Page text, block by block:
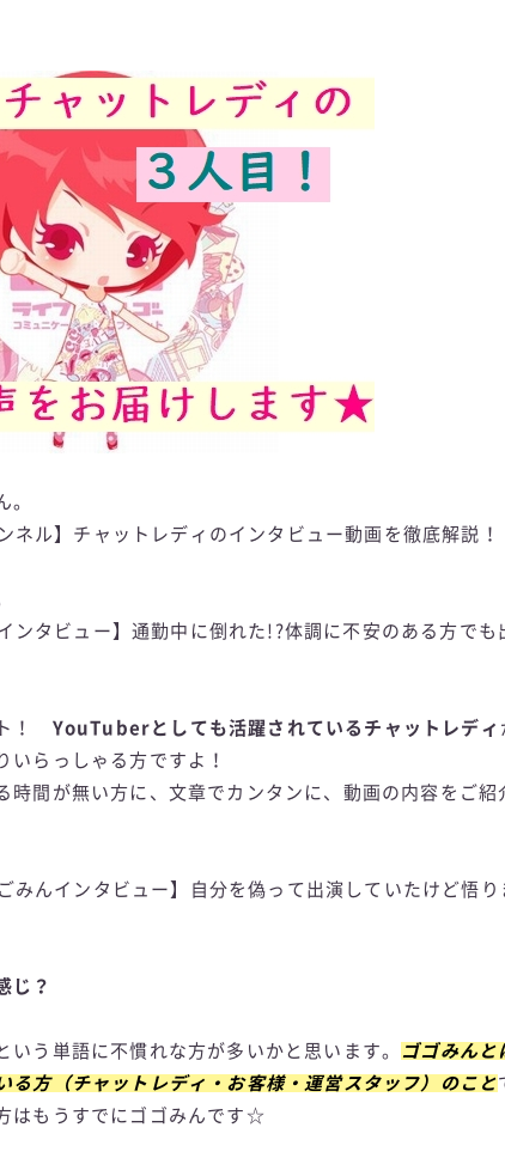
。
ル】チャットレディのインタビュー動画を徹底解説！
タビュー】通勤中に倒れた!?体調に不安のある方でも
！ YouTuberとしても活躍されているチャットレディ
いらっしゃる方ですよ！
時間が無い方に、文章でカンタンに、動画の内容をご紹
みんインタビュー】自分を偽って出演していたけど悟り
じ？
いう単語に不慣れな方が多いかと思います。
ゴゴみんと
る方（チャットレディ・お客様・運営スタッフ）のこと
はもうすでにゴゴみんです☆